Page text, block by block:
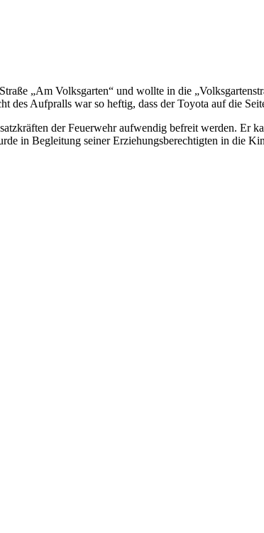
„Am Volksgarten“ und wollte in die
des Aufpralls war so heftig, dass der Toyota auf die
der Feuerwehr aufwendig befreit werden. Er
in Begleitung seiner Erziehungsberechtigten in die